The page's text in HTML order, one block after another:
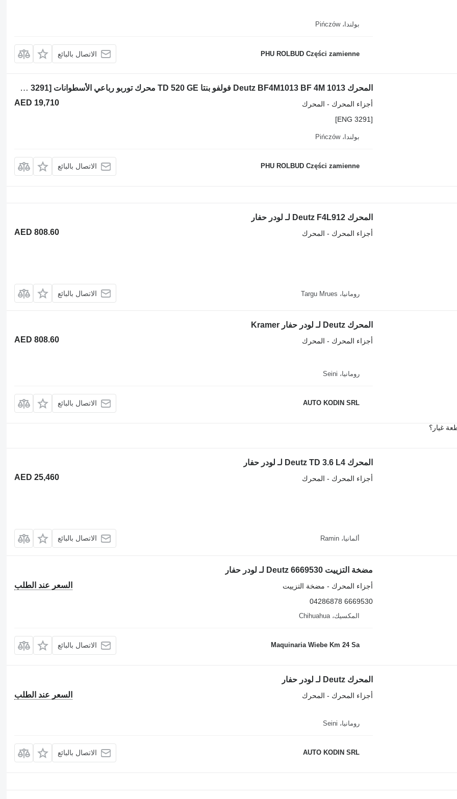
بولندا، Pińczów
PHU ROLBUD Części zamienne الاتصال بالبائع
المحرك Deutz BF4M1013 BF 4M 1013 فولفو بنتا TD 520 GE محرك توربو رباعي الأسطوانات Atl [ENG 3291] لـ لودر حفار
AED 19,710
أجزاء المحرك - المحرك
[ENG 3291]
بولندا، Pińczów
PHU ROLBUD Części zamienne الاتصال بالبائع
المحرك Deutz F4L912 لـ لودر حفار
AED 808.60
أجزاء المحرك - المحرك
رومانيا، Targu Mrues الاتصال بالبائع
المحرك Deutz لـ لودر حفار Kramer
AED 808.60
أجزاء المحرك - المحرك
رومانيا، Seini
AUTO KODIN SRL الاتصال بالبائع
غيار؟
المحرك Deutz TD 3.6 L4 لـ لودر حفار
AED 25,460
أجزاء المحرك - المحرك
ألمانيا، Ramin الاتصال بالبائع
مضخة التزييت Deutz 6669530 لـ لودر حفار
السعر عند الطلب
أجزاء المحرك - مضخة التزييت
6669530 04286878
المكسيك، Chihuahua
Maquinaria Wiebe Km 24 Sa الاتصال بالبائع
المحرك Deutz لـ لودر حفار
السعر عند الطلب
أجزاء المحرك - المحرك
رومانيا، Seini
AUTO KODIN SRL الاتصال بالبائع